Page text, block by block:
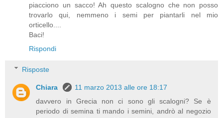
piacciono un sacco! Ah questo scalogno che non posso
trovarlo qui, nemmeno i semi per piantarli nel mio
orticello....
Baci!
Rispondi
Risposte
Chiara
11 marzo 2013 alle ore 18:17
davvero in Grecia non ci sono gli scalogni? Se è
periodo di semina ti mando i semini, andrò al negozio